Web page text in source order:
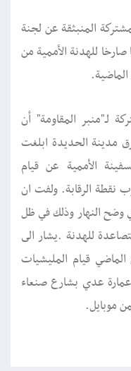
المنبثقة عن لجنة
للهدنة الأممية من
لـ"منبر المقاومة" أن
المتمركزة في كيلو 16 شرق مدينة الحديدة ابلغت
الأممية عن قيام
نقطة الرقابة. ولفت ان
وضح النهار وذلك في ظل
للهدنة .يشار الى
قيام المليشيات
عمارة عدي بشارع صنعاء
موبايل.